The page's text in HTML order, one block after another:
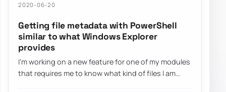
2020-06-20
Getting file metadata with PowerShell
similar to what Windows Explorer
provides
I’m working on a new feature for one of my modules
that requires me to know what kind of files I am